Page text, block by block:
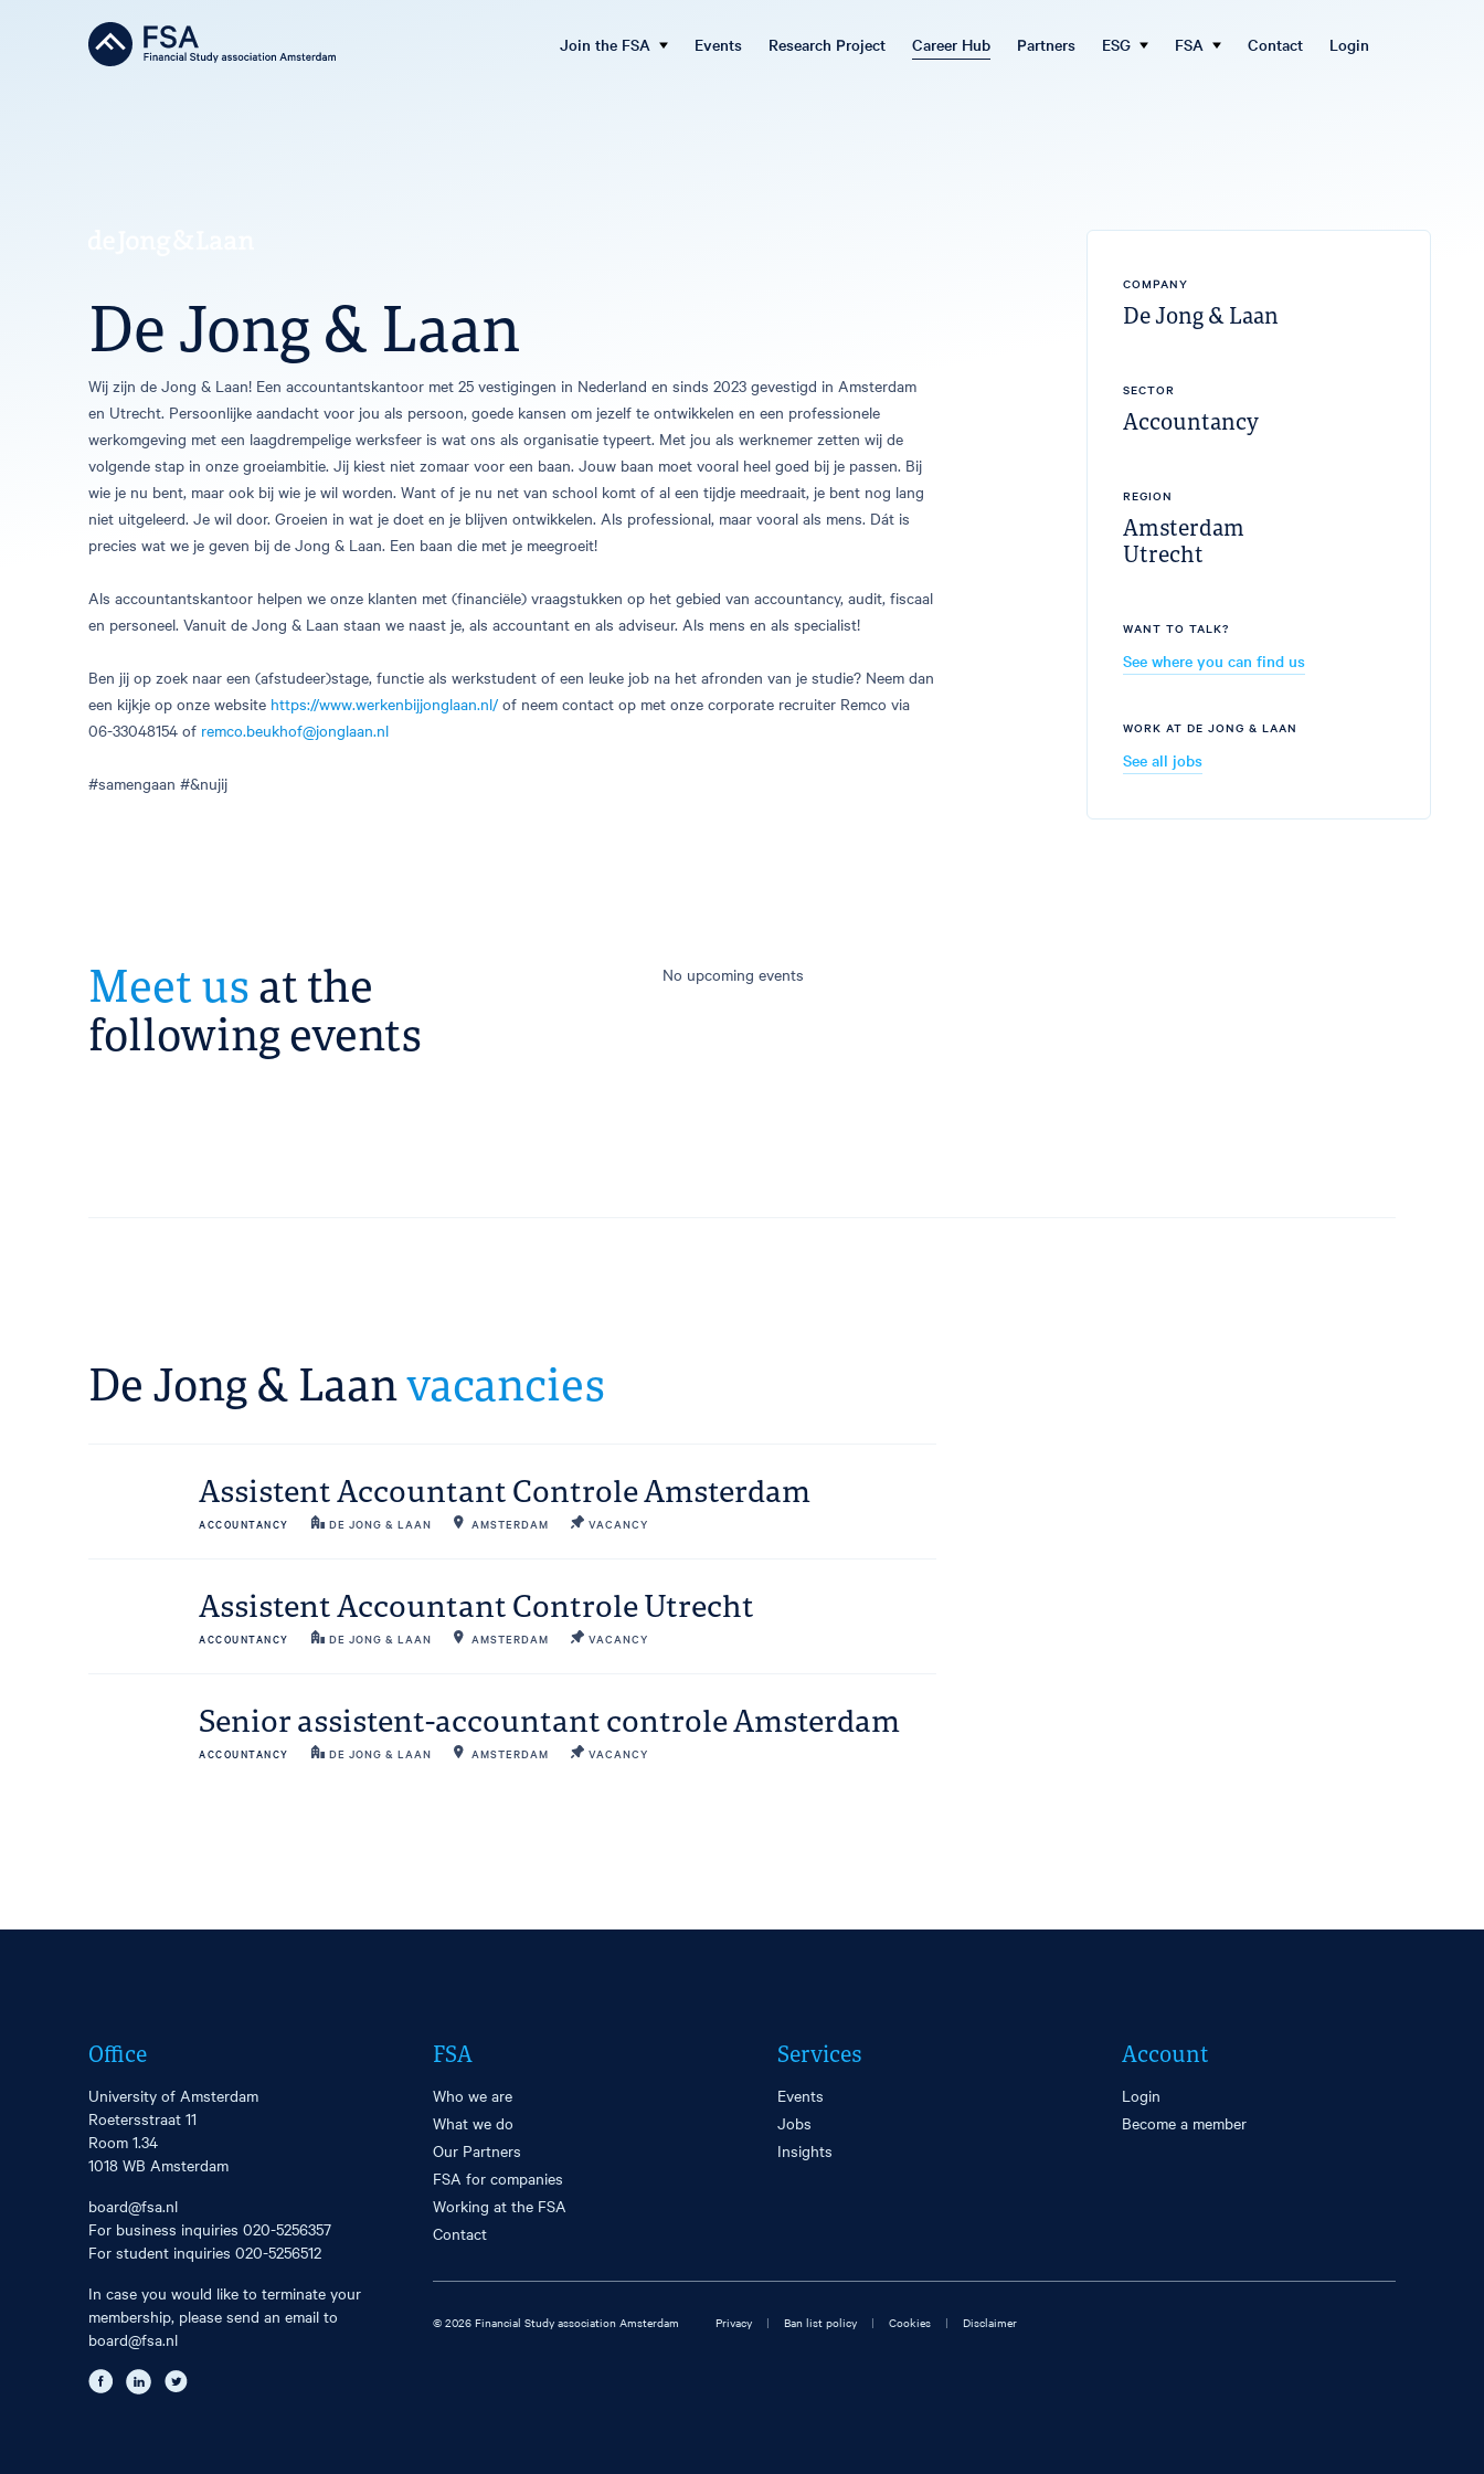
Join the FSA Events Research Project Career Hub Partners ESG FSA Contact Login
De Jong & Laan
Wij zijn de Jong & Laan! Een accountantskantoor met 25 vestigingen in Nederland en sinds 2023 gevestigd in Amsterdam
en Utrecht. Persoonlijke aandacht voor jou als persoon, goede kansen om jezelf te ontwikkelen en een professionele
werkomgeving met een laagdrempelige werksfeer is wat ons als organisatie typeert. Met jou als werknemer zetten wij de
volgende stap in onze groeiambitie. Jij kiest niet zomaar voor een baan. Jouw baan moet vooral heel goed bij je passen. Bij
wie je nu bent, maar ook bij wie je wil worden. Want of je nu net van school komt of al een tijdje meedraait, je bent nog lang
niet uitgeleerd. Je wil door. Groeien in wat je doet en je blijven ontwikkelen. Als professional, maar vooral als mens. Dát is
precies wat we je geven bij de Jong & Laan. Een baan die met je meegroeit!
Als accountantskantoor helpen we onze klanten met (financiële) vraagstukken op het gebied van accountancy, audit, fiscaal
en personeel. Vanuit de Jong & Laan staan we naast je, als accountant en als adviseur. Als mens en als specialist!
Ben jij op zoek naar een (afstudeer)stage, functie als werkstudent of een leuke job na het afronden van je studie? Neem dan
een kijkje op onze website https://www.werkenbijjonglaan.nl/ of neem contact op met onze corporate recruiter Remco via
06-33048154 of remco.beukhof@jonglaan.nl
#samengaan #&nujij
COMPANY
De Jong & Laan
SECTOR
Accountancy
REGION
Amsterdam
Utrecht
WANT TO TALK?
See where you can find us
WORK AT DE JONG & LAAN
See all jobs
Meet usat the
following events
No upcoming events
De Jong & Laanvacancies
Assistent Accountant Controle Amsterdam
ACCOUNTANCY DE JONG & LAAN AMSTERDAM VACANCY
Assistent Accountant Controle Utrecht
ACCOUNTANCY DE JONG & LAAN AMSTERDAM VACANCY
Senior assistent-accountant controle Amsterdam
ACCOUNTANCY DE JONG & LAAN AMSTERDAM VACANCY
Office
University of Amsterdam
Roetersstraat 11
Room 1.34
1018 WB Amsterdam
board@fsa.nl
For business inquiries 020-5256357
For student inquiries 020-5256512
In case you would like to terminate your
membership, please send an email to
board@fsa.nl
FSA
Who we are
What we do
Our Partners
FSA for companies
Working at the FSA
Contact
Services
Events
Jobs
Insights
Account
Login
Become a member
© 2026 Financial Study association Amsterdam Privacy | Ban list policy | Cookies | Disclaimer